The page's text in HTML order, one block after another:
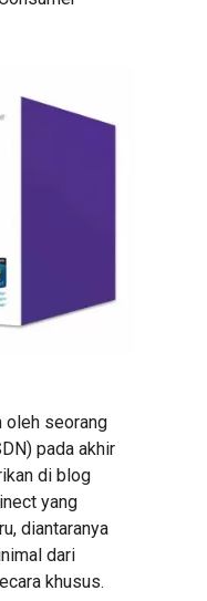
oleh seorang
pada akhir
di blog
yang
diantaranya
dari
khusus.